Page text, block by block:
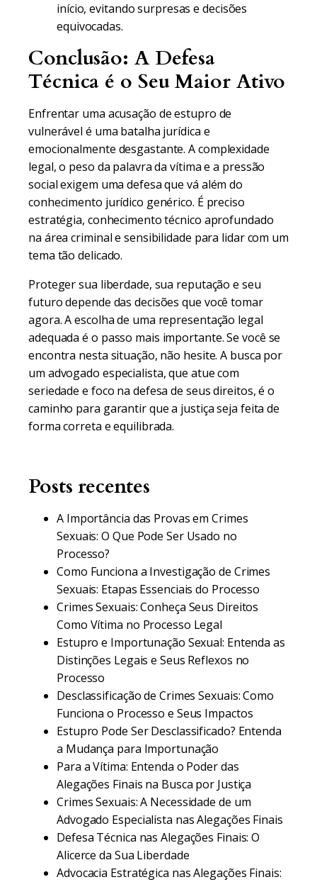
início, evitando surpresas e decisões
equivocadas.
Conclusão: A Defesa
Técnica é o Seu Maior Ativo
Enfrentar uma acusação de estupro de
vulnerável é uma batalha jurídica e
emocionalmente desgastante. A complexidade
legal, o peso da palavra da vítima e a pressão
social exigem uma defesa que vá além do
conhecimento jurídico genérico. É preciso
estratégia, conhecimento técnico aprofundado
na área criminal e sensibilidade para lidar com um
tema tão delicado.
Proteger sua liberdade, sua reputação e seu
futuro depende das decisões que você tomar
agora. A escolha de uma representação legal
adequada é o passo mais importante. Se você se
encontra nesta situação, não hesite. A busca por
um advogado especialista, que atue com
seriedade e foco na defesa de seus direitos, é o
caminho para garantir que a justiça seja feita de
forma correta e equilibrada.
Posts recentes
A Importância das Provas em Crimes
Sexuais: O Que Pode Ser Usado no
Processo?
Como Funciona a Investigação de Crimes
Sexuais: Etapas Essenciais do Processo
Crimes Sexuais: Conheça Seus Direitos
Como Vítima no Processo Legal
Estupro e Importunação Sexual: Entenda as
Distinções Legais e Seus Reflexos no
Processo
Desclassificação de Crimes Sexuais: Como
Funciona o Processo e Seus Impactos
Estupro Pode Ser Desclassificado? Entenda
a Mudança para Importunação
Para a Vítima: Entenda o Poder das
Alegações Finais na Busca por Justiça
Crimes Sexuais: A Necessidade de um
Advogado Especialista nas Alegações Finais
Defesa Técnica nas Alegações Finais: O
Alicerce da Sua Liberdade
Advocacia Estratégica nas Alegações Finais: